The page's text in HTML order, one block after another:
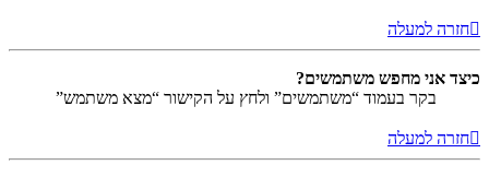
חזרה למעלה
כיצד אני מחפש משתמשים?
בקר בעמוד “משתמשים” ולחץ על הקישור “מצא משתמש”
חזרה למעלה